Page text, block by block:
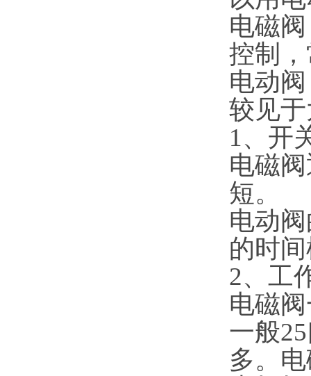
电磁
控制
电动
较见
1、开
电磁
短。
电动
的时
2、工
电磁
一般
多。